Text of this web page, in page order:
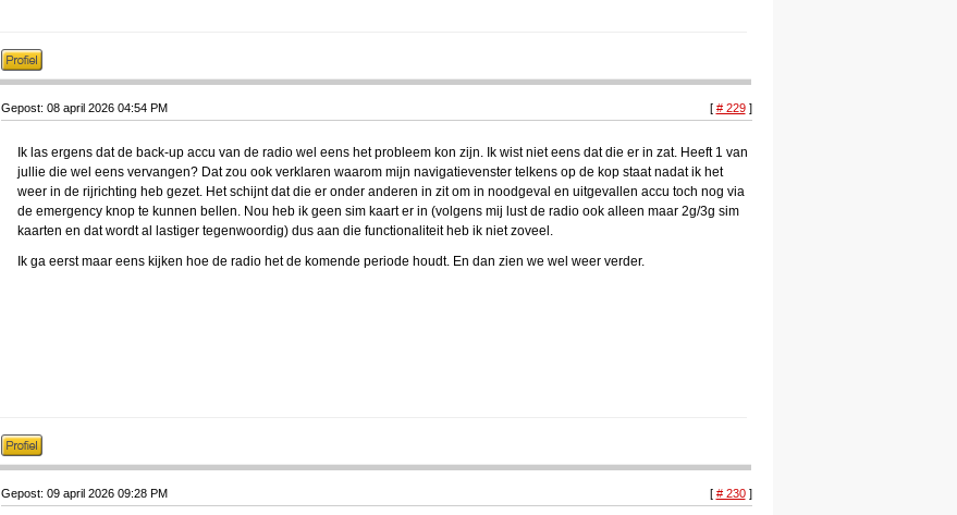
Gepost: 08 april 2026 04:54 PM [ # 229]
Ik las ergens dat de back-up accu van de radio wel eens het probleem kon zijn. Ik wist niet eens dat die er in zat. Heeft 1 van
jullie die wel eens vervangen? Dat zou ook verklaren waarom mijn navigatievenster telkens op de kop staat nadat ik het
weer in de rijrichting heb gezet. Het schijnt dat die er onder anderen in zit om in noodgeval en uitgevallen accu toch nog via
de emergency knop te kunnen bellen. Nou heb ik geen sim kaart er in (volgens mij lust de radio ook alleen maar 2g/3g sim
kaarten en dat wordt al lastiger tegenwoordig) dus aan die functionaliteit heb ik niet zoveel.
Ik ga eerst maar eens kijken hoe de radio het de komende periode houdt. En dan zien we wel weer verder.
Gepost: 09 april 2026 09:28 PM [ # 230]